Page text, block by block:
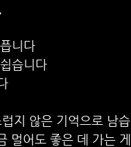
니다
습니다
지 않은 기억으로 남
멀어도 좋은 데 가는